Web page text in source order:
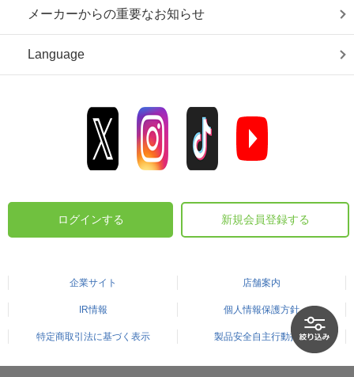
メーカーからの重要なお知らせ
Language
ログインする 新規会員登録する
企業サイト 店舗案内
IR情報 個人情報保護方針
特定商取引法に基づく表示 製品安全自主行動指針